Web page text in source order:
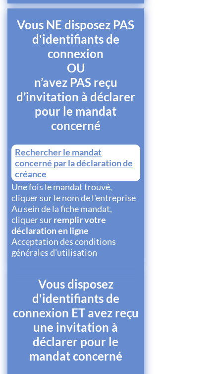
Vous disposez
d'identifiants de
connexion ET avez reçu
une invitation à
déclarer pour le
mandat concerné
Vous NE disposez PAS
d'identifiants de
connexion
OU
n’avez PAS reçu
d’invitation à déclarer
pour le mandat
concerné
Rechercher le mandat
concerné par la déclaration de
créance
Une fois le mandat trouvé,
cliquer sur le nom de l'entreprise
Au sein de la fiche mandat,
cliquer surremplir votre
déclaration en ligne
Acceptation des conditions
générales d'utilisation